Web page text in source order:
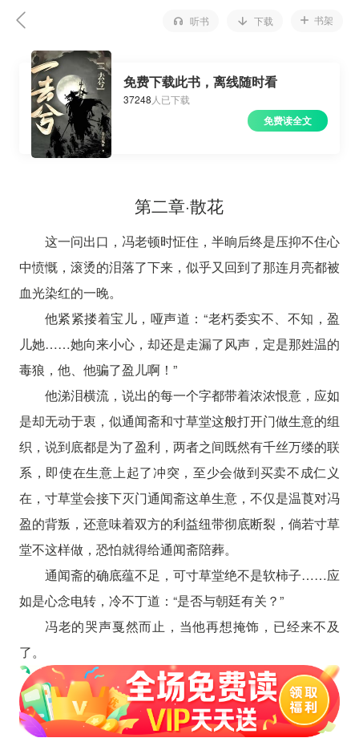
听书 下载 书架
免费下载此书，离线随时看
37248 人已下载
免费读全文
第二章·散花
这一问出口，冯老顿时怔住，半晌后终是压抑不住心
中愤慨，滚烫的泪落了下来，似乎又回到了那连月亮都被
血光染红的一晚。
他紧紧搂着宝儿，哑声道：“老朽委实不、不知，盈
儿她……她向来小心，却还是走漏了风声，定是那姓温的
毒狼，他、他骗了盈儿啊！”
他涕泪横流，说出的每一个字都带着浓浓恨意，应如
是却无动于衷，似通闻斋和寸草堂这般打开门做生意的组
织，说到底都是为了盈利，两者之间既然有千丝万缕的联
系，即使在生意上起了冲突，至少会做到买卖不成仁义
在，寸草堂会接下灭门通闻斋这单生意，不仅是温莨对冯
盈的背叛，还意味着双方的利益纽带彻底断裂，倘若寸草
堂不这样做，恐怕就得给通闻斋陪葬。
通闻斋的确底蕴不足，可寸草堂绝不是软柿子……应
如是心念电转，冷不丁道：“是否与朝廷有关？”
冯老的哭声戛然而止，当他再想掩饰，已经来不及
了。